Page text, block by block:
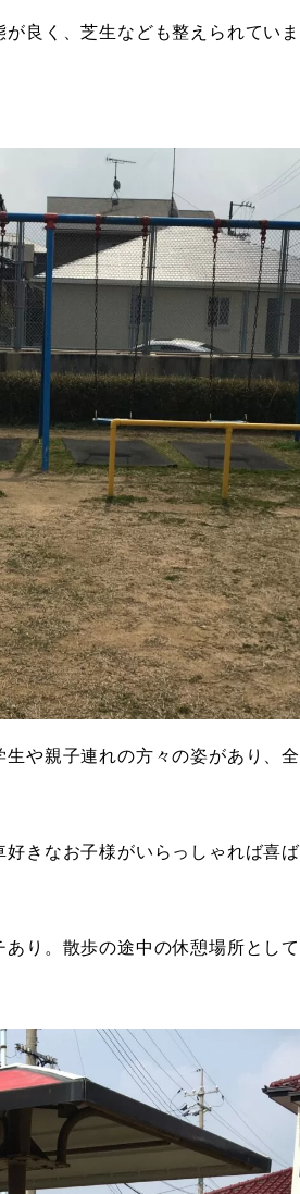
良く、芝生なども整えられていま
や親子連れの方々の姿があり、
きなお子様がいらっしゃれば喜
り。散歩の途中の休憩場所とし